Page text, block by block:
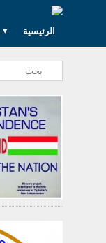
الرئيسية